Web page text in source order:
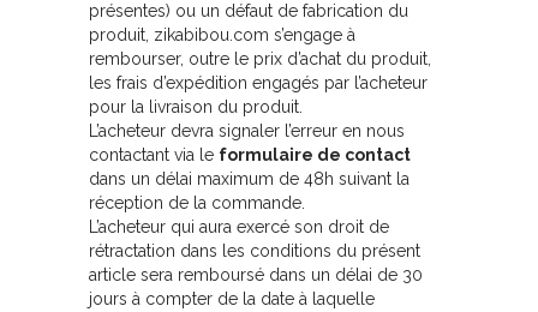
présentes) ou un défaut de fabrication du
produit, zikabibou.com s’engage à
rembourser, outre le prix d’achat du produit,
les frais d’expédition engagés par l’acheteur
pour la livraison du produit.
L’acheteur devra signaler l’erreur en nous
contactant via le formulaire de contact
dans un délai maximum de 48h suivant la
réception de la commande.
L’acheteur qui aura exercé son droit de
rétractation dans les conditions du présent
article sera remboursé dans un délai de 30
jours à compter de la date à laquelle